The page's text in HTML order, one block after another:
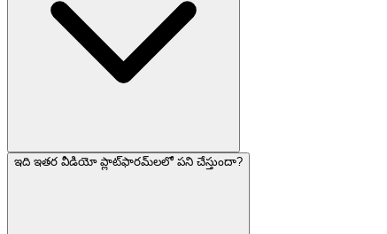
ఇది ఇతర వీడియో ప్లాట్‌ఫారమ్‌లలో పని చేస్తుందా?